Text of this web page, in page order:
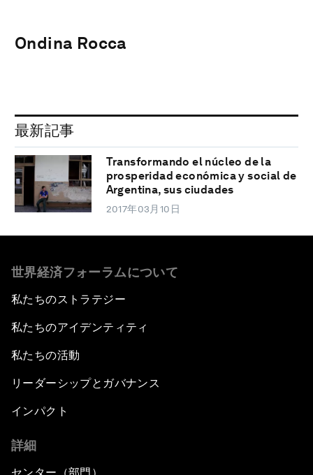
Ondina Rocca
最新記事
Transformando el núcleo de la
prosperidad económica y social de
Argentina, sus ciudades
2017年03月10日
世界経済フォーラムについて
私たちのストラテジー
私たちのアイデンティティ
私たちの活動
リーダーシップとガバナンス
インパクト
詳細